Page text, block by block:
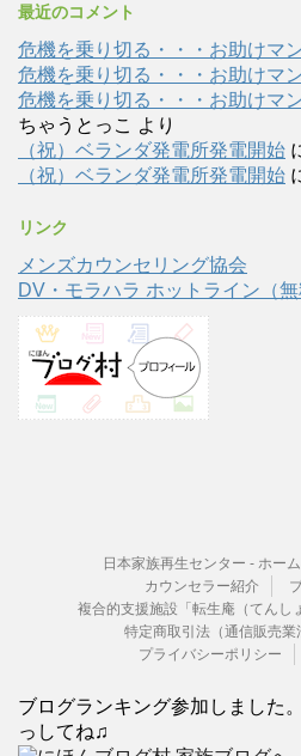
最近のコメント
危機を乗り切る・・・お助けマ
危機を乗り切る・・・お助けマ
危機を乗り切る・・・お助けマ
ちゃうとっこ より
（祝）ベランダ発電所発電開始
（祝）ベランダ発電所発電開始
リンク
メンズカウンセリング協会
DV・モラハラ ホットライン（無
日本家族再生センター - ホー
カウンセラー紹介
複合的支援施設「転生庵（てんし
特定商取引法（通信販売業
プライバシーポリシー
ブログランキング参加しました
っしてね♫